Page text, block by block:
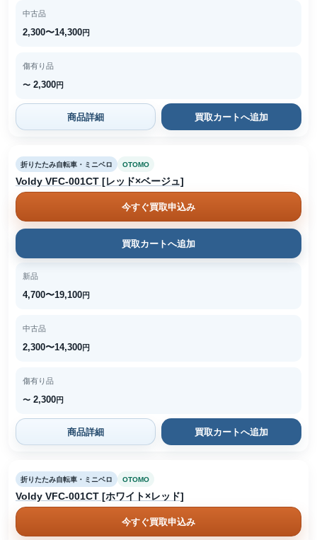
中古品
2,300〜14,300円
傷有り品
〜 2,300円
商品詳細 買取カートへ追加
折りたたみ自転車・ミニベロ OTOMO
Voldy VFC-001CT [レッド×ベージュ]
今すぐ買取申込み
買取カートへ追加
新品
4,700〜19,100円
中古品
2,300〜14,300円
傷有り品
〜 2,300円
商品詳細 買取カートへ追加
折りたたみ自転車・ミニベロ OTOMO
Voldy VFC-001CT [ホワイト×レッド]
今すぐ買取申込み